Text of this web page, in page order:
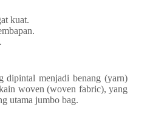
kuat.
dipintal menjadi benang (yarn)
woven (woven fabric), yang
utama jumbo bag.